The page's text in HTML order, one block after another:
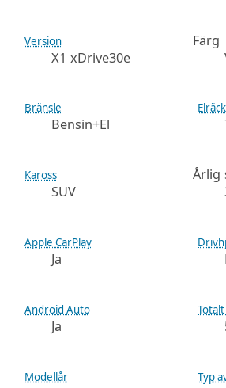
Version
X1 xDrive30e
Färg
Bränsle
Bensin+El
Kaross
SUV
Årlig
Apple CarPlay
Ja
Android Auto
Ja
Modellår Typ